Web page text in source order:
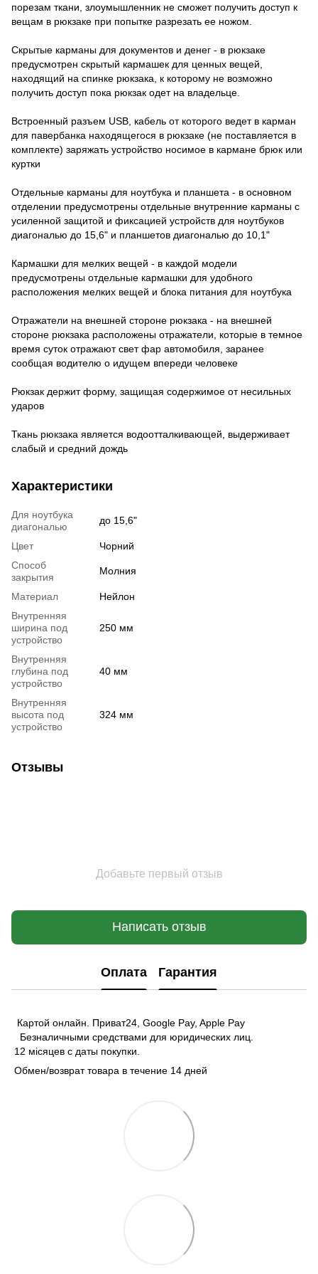
порезам ткани, злоумышленник не сможет получить доступ к
вещам в рюкзаке при попытке разрезать ее ножом.
Скрытые карманы для документов и денег - в рюкзаке
предусмотрен скрытый кармашек для ценных вещей,
находящий на спинке рюкзака, к которому не возможно
получить доступ пока рюкзак одет на владельце.
Встроенный разъем USB, кабель от которого ведет в карман
для павербанка находящегося в рюкзаке (не поставляется в
комплекте) заряжать устройство носимое в кармане брюк или
куртки
Отдельные карманы для ноутбука и планшета - в основном
отделении предусмотрены отдельные внутренние карманы с
усиленной защитой и фиксацией устройств для ноутбуков
диагональю до 15,6" и планшетов диагональю до 10,1"
Кармашки для мелких вещей - в каждой модели
предусмотрены отдельные кармашки для удобного
расположения мелких вещей и блока питания для ноутбука
Отражатели на внешней стороне рюкзака - на внешней
стороне рюкзака расположены отражатели, которые в темное
время суток отражают свет фар автомобиля, заранее
сообщая водителю о идущем впереди человеке
Рюкзак держит форму, защищая содержимое от несильных
ударов
Ткань рюкзака является водоотталкивающей, выдерживает
слабый и средний дождь
Характеристики
Для ноутбука
диагональю
до 15,6"
Цвет
Чорний
Способ
закрытия
Молния
Материал
Нейлон
Внутренняя
ширина под
устройство
250 мм
Внутренняя
глубина под
устройство
40 мм
Внутренняя
высота под
устройство
324 мм
Отзывы
Добавьте первый отзыв
Написать отзыв
Оплата Гарантия
Картой онлайн. Приват24, Google Pay, Apple Pay
Безналичными средствами для юридических лиц.
12 місяцев с даты покупки.
Обмен/возврат товара в течение 14 дней